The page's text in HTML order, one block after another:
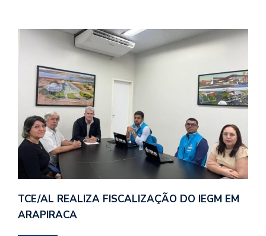
TCE/AL REALIZA FISCALIZAÇÃO DO IEGM EM
ARAPIRACA